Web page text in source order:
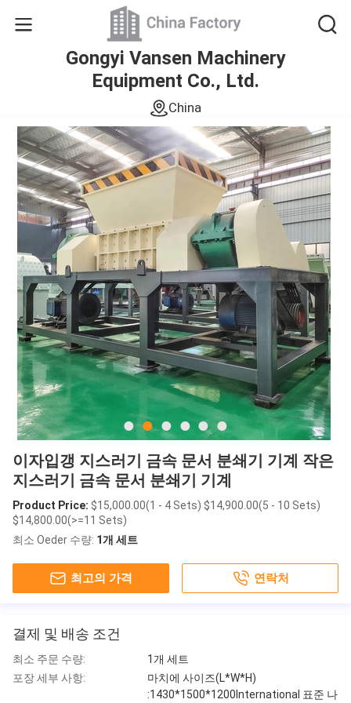
Gongyi Vansen Machinery
Equipment Co., Ltd.
China
이자입갱 지스러기 금속 문서 분쇄기 기계 작은
지스러기 금속 문서 분쇄기 기계
Product Price: $15,000.00(1 - 4 Sets) $14,900.00(5 - 10 Sets)
$14,800.00(>=11 Sets)
최소 Oeder 수량: 1개 세트
최고의 가격 연락처
결제 및 배송 조건
최소 주문 수량:
1개 세트
포장 세부 사항:
마치에 사이즈(L*W*H)
:1430*1500*1200International 표준 나